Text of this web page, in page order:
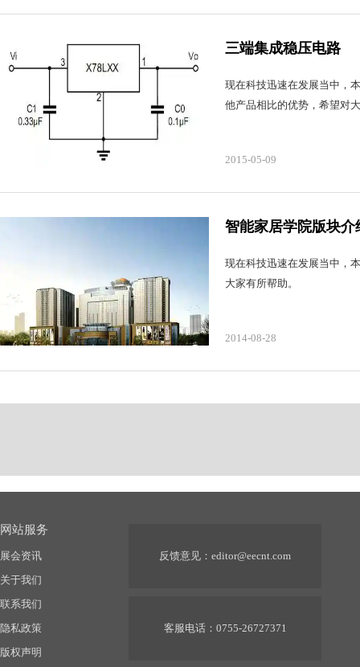
三端集成稳压电路
现在科技迅速在发展当中，
他产品相比的优势，希望对
2015-05-09
智能家居学院版块介
现在科技迅速在发展当中，
大家有所帮助。
2014-08-28
网站服务
展会资讯
关于我们
联系我们
隐私政策
版权声明
反馈意见： editor@eecnt.com
客服电话：0755-26727371